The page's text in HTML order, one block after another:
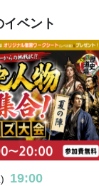
イベント
19:00